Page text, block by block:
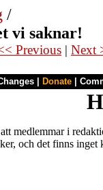
/
vi saknar!
Previous | Next
Donate
medlemmar i
och det finns